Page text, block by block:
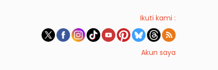
Ikuti kami :
Akun saya